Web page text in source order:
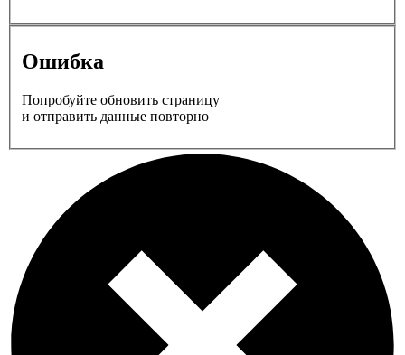
Ошибка
Попробуйте обновить страницу
и отправить данные повторно